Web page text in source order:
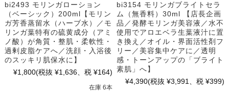
bi2493 モリンガローション
（ベーシック）200ml【モリン
ガ芳香蒸留水（ハーブ水）／モ
リンガ葉特有の硫黄成分（アミ
ノ酸）が角質・整肌・柔軟性・
過剰皮脂ケアへ／洗顔・入浴後
のスッキリ肌保水に】
¥1,800(税抜 ¥1,636、税 ¥164)
在庫 6本
bi3154 モリンガブライトセラ
ム（無香料）30ml 【店長企画
品／発酵モリンガ美容液／水不
使用でアロエベラ生葉液汁に置
き換え／オイル・界面活性剤フ
リー／美容集中ケアに／透明
感・トーンアップの「ブライト
素肌」へ】
¥4,390(税抜 ¥3,991、税 ¥399)